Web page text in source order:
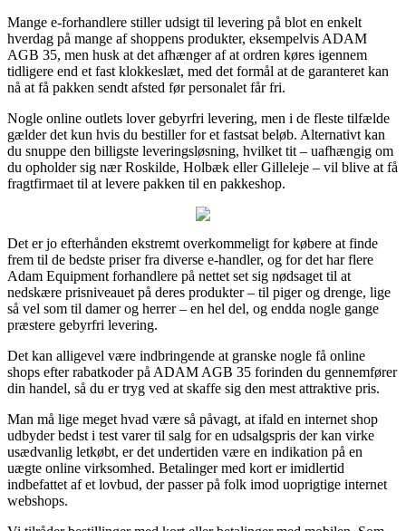
Mange e-forhandlere stiller udsigt til levering på blot en enkelt
hverdag på mange af shoppens produkter, eksempelvis ADAM
AGB 35, men husk at det afhænger af at ordren køres igennem
tidligere end et fast klokkeslæt, med det formål at de garanteret kan
nå at få pakken sendt afsted før personalet får fri.
Nogle online outlets lover gebyrfri levering, men i de fleste tilfælde
gælder det kun hvis du bestiller for et fastsat beløb. Alternativt kan
du snuppe den billigste leveringsløsning, hvilket tit – uafhængig om
du opholder sig nær Roskilde, Holbæk eller Gilleleje – vil blive at få
fragtfirmaet til at levere pakken til en pakkeshop.
Det er jo efterhånden ekstremt overkommeligt for købere at finde
frem til de bedste priser fra diverse e-handler, og for det har flere
Adam Equipment forhandlere på nettet set sig nødsaget til at
nedskære prisniveauet på deres produkter – til piger og drenge, lige
så vel som til damer og herrer – en hel del, og endda nogle gange
præstere gebyrfri levering.
Det kan alligevel være indbringende at granske nogle få online
shops efter rabatkoder på ADAM AGB 35 forinden du gennemfører
din handel, så du er tryg ved at skaffe sig den mest attraktive pris.
Man må lige meget hvad være så påvagt, at ifald en internet shop
udbyder bedst i test varer til salg for en udsalgspris der kan virke
usædvanlig letkøbt, er det undertiden være en indikation på en
uægte online virksomhed. Betalinger med kort er imidlertid
indbefattet af et lovbud, der passer på folk imod uoprigtige internet
webshops.